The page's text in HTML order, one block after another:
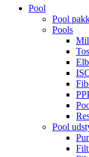
Pool
Pool
Pools
Pool